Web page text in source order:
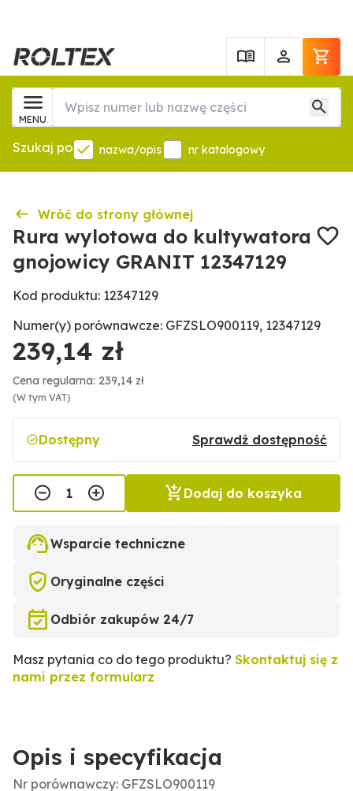
MENU
Szukaj po nazwa/opis nr katalogowy
Wróć do strony głównej
Rura wylotowa do kultywatora
gnojowicy GRANIT 12347129
Kod produktu: 12347129
Numer(y) porównawcze: GFZSLO900119, 12347129
239,14 zł
Cena regularna: 239,14 zł
(W tym VAT)
Dostępny Sprawdź dostępność
Dodaj do koszyka
Wsparcie techniczne
Oryginalne części
Odbiór zakupów 24/7
Masz pytania co do tego produktu? Skontaktuj się z
nami przez formularz
Opis i specyfikacja
Nr porównawczy: GFZSLO900119